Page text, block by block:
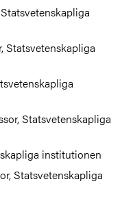
Statsvetenskapliga
Statsvetenskapliga
institutionen
Statsvetenskapliga